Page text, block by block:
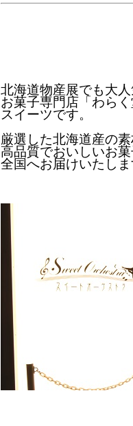
北海道物産展でも大
お菓子専門店「わら
スイーツです。
厳選した北海道産の
高品質でおいしいお
全国へお届けいたし